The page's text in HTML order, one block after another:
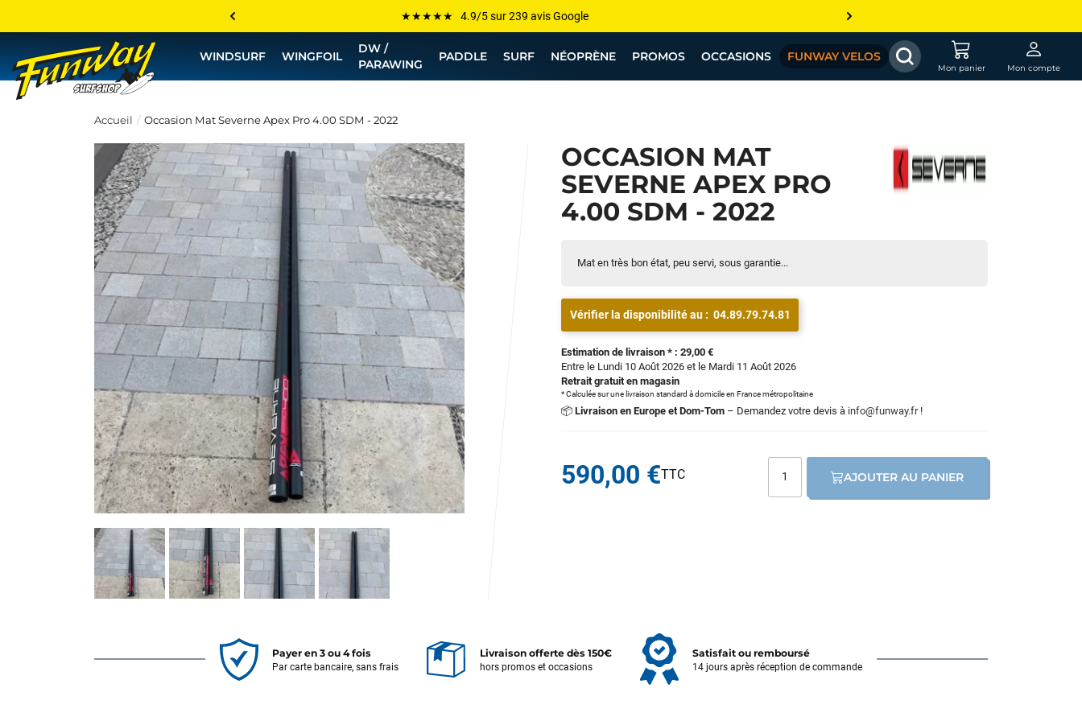
Les plus grandes marques sont chez Funway
Jusqu’à -75% de remise sur le windsurf, wingfoil, etc...
💰 Meilleur prix garanti — Moins cher ailleurs ? On s’aligne !
WINDSURF WINGFOIL
DW /
PARAWING
PADDLE SURF NÉOPRÈNE PROMOS OCCASIONS FUNWAY VELOS
Mon panier Mon compte
Accueil Occasion Mat Severne Apex Pro 4.00 SDM - 2022
OCCASION MAT
SEVERNE APEX PRO
4.00 SDM - 2022
Mat en très bon état, peu servi, sous garantie...
Vérifier la disponibilité au : 04.89.79.74.81
Estimation de livraison * : 29,00 €
Entre le Lundi 10 Août 2026 et le Mardi 11 Août 2026
Retrait gratuit en magasin
* Calculée sur une livraison standard à domicile en France métropolitaine
📦 Livraison en Europe et Dom-Tom – Demandez votre devis à info@funway.fr!
590,00 € AJOUTER AU PANIER
Payer en 3 ou 4 fois
Par carte bancaire, sans frais
Livraison offerte dès 150€
hors promos et occasions
Satisfait ou remboursé
14 jours après réception de commande